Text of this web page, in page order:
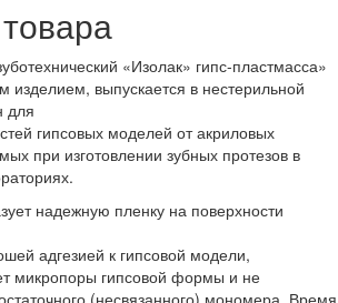
«Изолак» гипс-пластмасса»
изделием, выпускается в нестерильной
для
гипсовых моделей от акриловых
при изготовлении зубных протезов в
надежную пленку на поверхности
адгезией к гипсовой модели,
микропоры гипсовой формы и не
(несвязанного) мономера. Время